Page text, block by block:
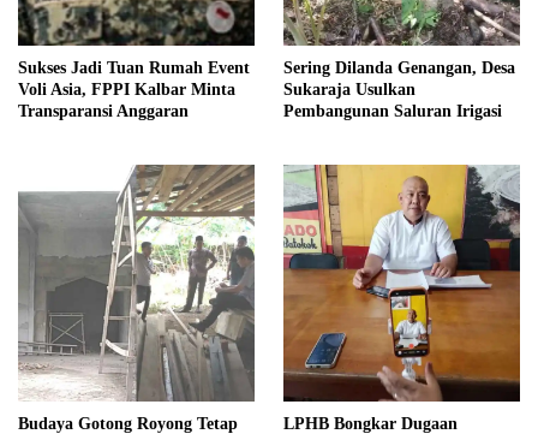
Sukses Jadi Tuan Rumah Event
Voli Asia, FPPI Kalbar Minta
Transparansi Anggaran
Sering Dilanda Genangan, Desa
Sukaraja Usulkan
Pembangunan Saluran Irigasi
Budaya Gotong Royong Tetap
LPHB Bongkar Dugaan